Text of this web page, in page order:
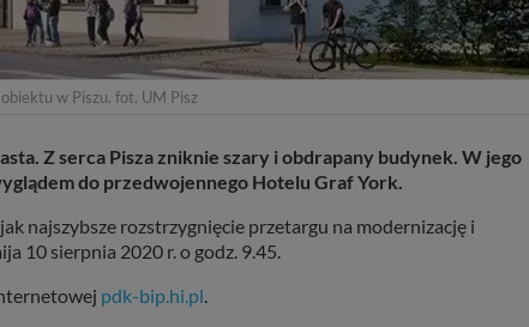
w Piszu. fot. UM Pisz
Z serca Pisza zniknie szary i obdrapany budynek. W jego
do przedwojennego Hotelu Graf York.
najszybsze rozstrzygnięcie przetargu na modernizację i
10 sierpnia 2020 r. o godz. 9.45.
pdk-bip.hi.pl.